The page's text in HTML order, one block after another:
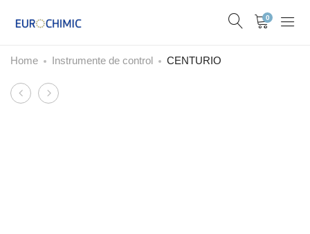
0
Home Instrumente de control CENTURIO
Product
Generator
CTFI